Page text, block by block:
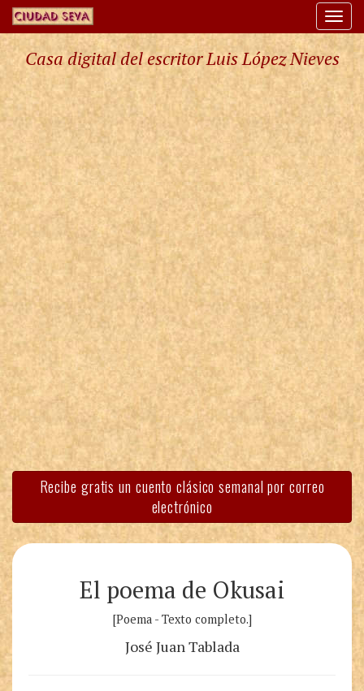
Casa digital del escritor Luis López Nieves
Recibe gratis un cuento clásico semanal por correo
electrónico
El poema de Okusai
[Poema - Texto completo.]
José Juan Tablada